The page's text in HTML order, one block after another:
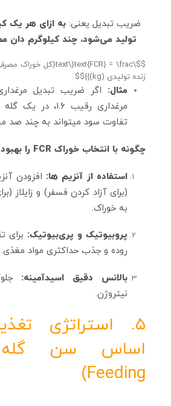
ضریب تبدیل یعنی: به ازای هر یک
تولید می‌شود، چند کیلوگرم
زنده تولیدی (kg)}}$$
مثال:
تفاوت سود میتواند به چند صد
چگونه با انتخاب خوراک FCR را بهبود دهیم؟
استفاده از آنزیم‌ ها: افزودن
(برای آزاد کردن فسفر) و زایلاز
به خوراک.
پروبیوتیک و پری‌بیوتیک: برای
روده و جذب حداکثری مواد مغذی.
بالانس دقیق اسیدآمینه:
نیتروژن.
۵. استراتژی
Feeding)